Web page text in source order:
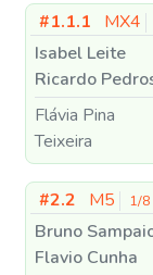
#1.1.1 MX4
Isabel Leite
Ricardo
Flávia Pina
Teixeira
#2.2 M5 1/8
Bruno
Flavio Cunha